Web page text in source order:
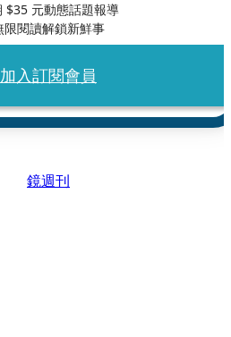
$35 元動態話題報導
限閱讀解鎖新鮮事
加入訂閱會員
鏡週刊